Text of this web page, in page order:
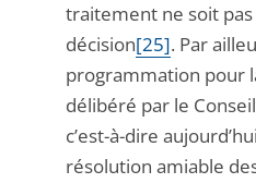
traitement ne soit
décision[25]. Par
programmation pour
délibéré par le
c’est-à-dire
résolution amiable